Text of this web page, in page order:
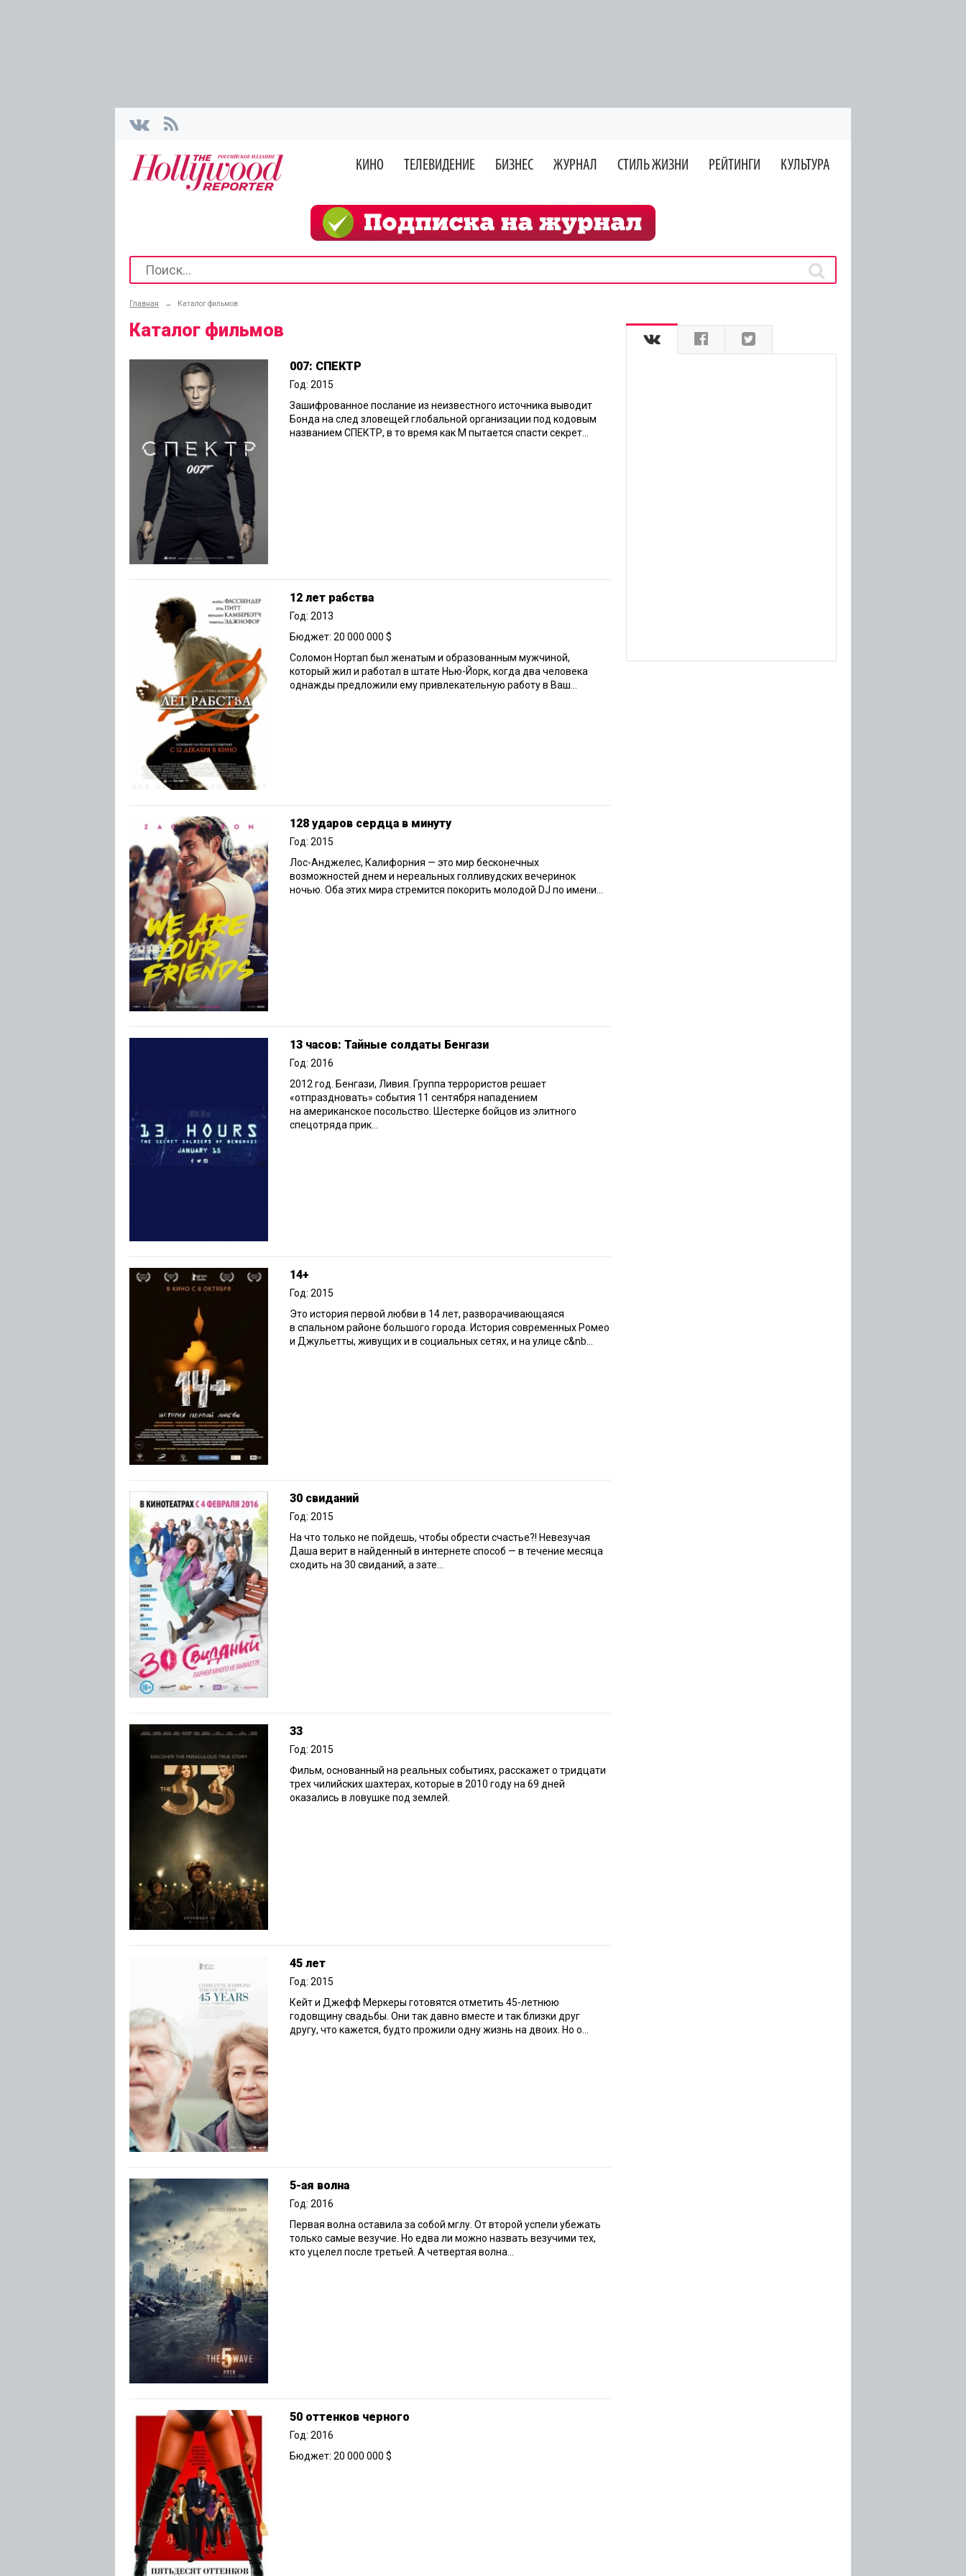
КИНО ТЕЛЕВИДЕНИЕ БИЗНЕС ЖУРНАЛ СТИЛЬ ЖИЗНИ РЕЙТИНГИ КУЛЬТУРА
Главная → Каталог фильмов
Каталог фильмов
007: СПЕКТР
Год: 2015
Зашифрованное послание из неизвестного источника выводит
Бонда на след зловещей глобальной организации под кодовым
названием СПЕКТР, в то время как М пытается спасти секрет...
12 лет рабства
Год: 2013
Бюджет: 20 000 000 $
Соломон Нортап был женатым и образованным мужчиной,
который жил и работал в штате Нью-Йорк, когда два человека
однажды предложили ему привлекательную работу в Ваш...
128 ударов сердца в минуту
Год: 2015
Лос-Анджелес, Калифорния — это мир бесконечных
возможностей днем и нереальных голливудских вечеринок
ночью. Оба этих мира стремится покорить молодой DJ по имени...
13 часов: Тайные солдаты Бенгази
Год: 2016
2012 год. Бенгази, Ливия. Группа террористов решает
«отпраздновать» события 11 сентября нападением
на американское посольство. Шестерке бойцов из элитного
спецотряда прик...
14+
Год: 2015
Это история первой любви в 14 лет, разворачивающаяся
в спальном районе большого города. История современных Ромео
и Джульетты, живущих и в социальных сетях, и на улице с&nb...
30 свиданий
Год: 2015
На что только не пойдешь, чтобы обрести счастье?! Невезучая
Даша верит в найденный в интернете способ — в течение месяца
сходить на 30 свиданий, а зате...
33
Год: 2015
Фильм, основанный на реальных событиях, расскажет о тридцати
трех чилийских шахтерах, которые в 2010 году на 69 дней
оказались в ловушке под землей.
45 лет
Год: 2015
Кейт и Джефф Меркеры готовятся отметить 45-летнюю
годовщину свадьбы. Они так давно вместе и так близки друг
другу, что кажется, будто прожили одну жизнь на двоих. Но о...
5-ая волна
Год: 2016
Первая волна оставила за собой мглу. От второй успели убежать
только самые везучие. Но едва ли можно назвать везучими тех,
кто уцелел после третьей. А четвертая волна...
50 оттенков черного
Год: 2016
Бюджет: 20 000 000 $